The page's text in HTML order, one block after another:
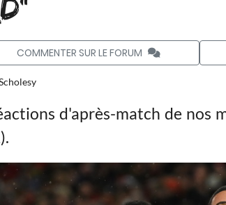
COMMENTER SUR LE FORUM
d'après-match de nos